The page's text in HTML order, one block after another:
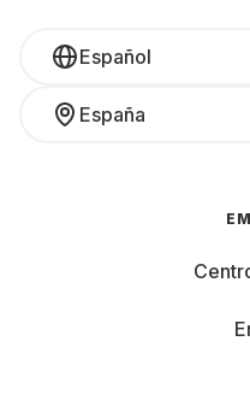
Español
España